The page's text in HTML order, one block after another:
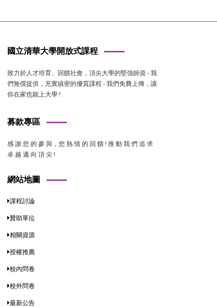
國立清華大學開放式課程
致力於人才培育、回饋社會，頂尖大學的堅強師資 - 我
們無償提供，充實縝密的優質課程 - 我們免費上傳，讓
你在家也能上大學 !
募款專區
感 謝 您 的 參 與，您 熱 情 的 回 饋 ! 推 動 我 們 追 求
卓 越 邁 向 頂 尖 !
網站地圖
課程討論
贊助單位
相關資源
授權推薦
校內問卷
校外問卷
最新公告